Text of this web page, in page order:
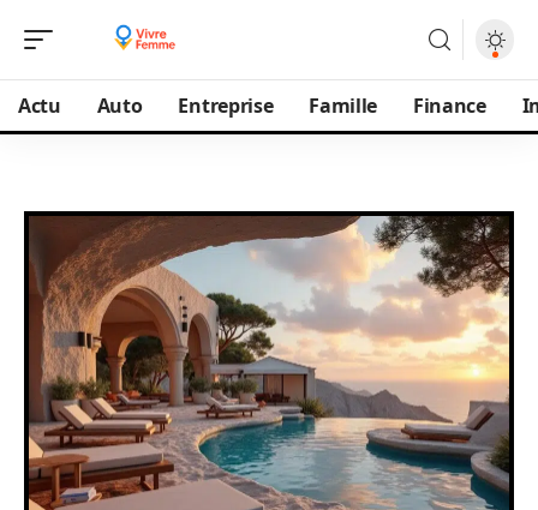
Actu Auto Entreprise Famille Finance